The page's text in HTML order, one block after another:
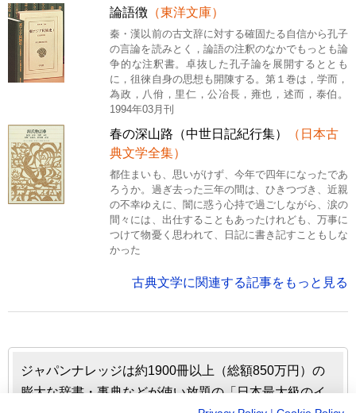
論語徴 （東洋文庫）
秦・漢以前の古文辞に対する確固たる自信から孔子
の言論を読みとく，論語の注釈のなかでもっとも論
争的な注釈書。卓抜した孔子論を展開するととも
に，徂徠自身の思想も開陳する。第１巻は，学而，
為政，八佾，里仁，公冶長，雍也，述而，泰伯。
1994年03月刊
春の深山路（中世日記紀行集）
（日本古
典文学全集）
都住まいも、思いがけず、今年で四年になったであ
ろうか。過ぎ去った三年の間は、ひきつづき、近親
の不幸ゆえに、闇に惑う心持で過ごしながら、涙の
間々には、出仕することもあったけれども、万事に
つけて物憂く思われて、日記に書き記すこともしな
かった
古典文学に関連する記事をもっと見る
ジャパンナレッジは約1900冊以上（総額850万円）の
膨大な辞書・事典などが使い放題の「日本最大級のイ